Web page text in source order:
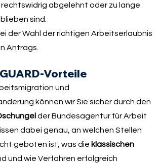
abgelehnt oder zu lange
sind.
der Wahl der richtigen Arbeitserlaubnis
Antrags.
Vorteile
und
können wir Sie sicher durch den
der Bundesagentur für Arbeit
dabei genau, an welchen Stellen
geboten ist, was die klassischen
und wie Verfahren erfolgreich